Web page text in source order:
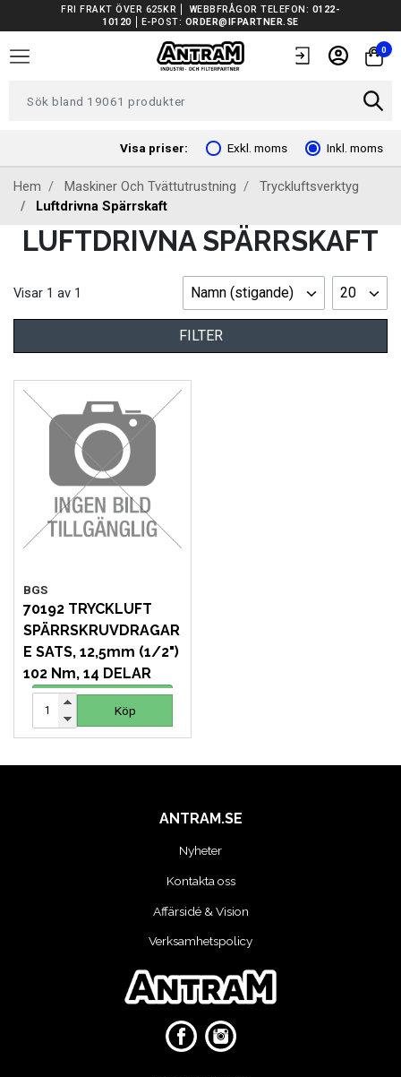
FRI FRAKT ÖVER 625KR WEBBFRÅGOR TELEFON: 0122-
10120
E-POST: ORDER@IFPARTNER.SE
0
Visa priser: Exkl. moms Inkl. moms
TRUCKAR I LAGER
TUNGA FORDON UNIVERSAL
FORDONSVERKTYG EV
ARBETSPLATSUTRUSTNING
BATTERIER
EL OCH BELYSNING
FORDONSVERKTYG SPECIFIKA
FORDONSVERKTYG UNIVERSAL
FÖRBRUKNING
GÖR-DET-SJÄLV PRODUKTER
LIM & FOG
LYFT OCH LAST
MASKINER OCH TVÄTTUTRUSTNING
SKYDDSUTRUSTNING
Hem Maskiner Och Tvättutrustning
Tryckluftsverktyg
Luftdrivna Spärrskaft
LUFTDRIVNA SPÄRRSKAFT
Visar 1 av 1 Namn (stigande) 20
FILTER
BGS
70192 TRYCKLUFT
SPÄRRSKRUVDRAGAR
E SATS, 12,5mm (1/2")
102 Nm, 14 DELAR
1 349 SEK
Köp
ANTRAM.SE
Nyheter
Kontakta oss
Affärsidé & Vision
Verksamhetspolicy